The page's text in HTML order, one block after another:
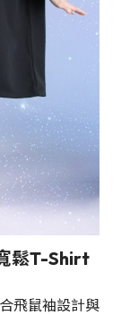
鬆T-Shirt
飛鼠袖設計與